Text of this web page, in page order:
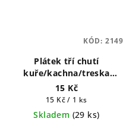
Plátek tří chutí
kuře/kachna/treska
měkké 1ks
15 Kč
Měrná
cena:
15 Kč / 1 ks
Skladem (29 ks)
KÓD: 2149